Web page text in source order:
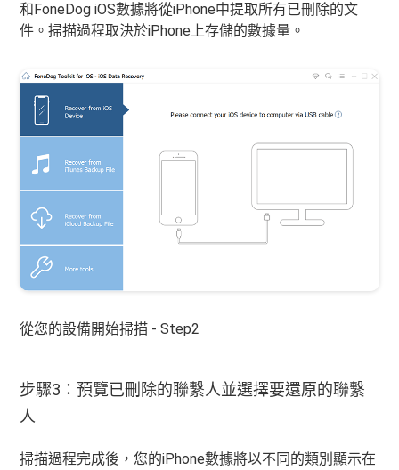
和FoneDog iOS數據將從iPhone中提取所有已刪除的文
件。掃描過程取決於iPhone上存儲的數據量。
從您的設備開始掃描 - Step2
步驟3：預覽已刪除的聯繫人並選擇要還原的聯繫
人
掃描過程完成後，您的iPhone數據將以不同的類別顯示在